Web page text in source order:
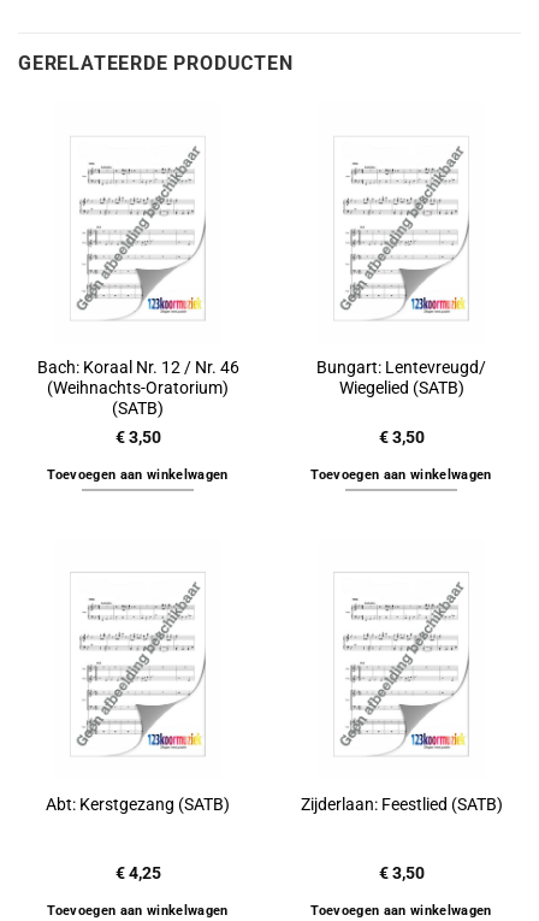
GERELATEERDE PRODUCTEN
Bach: Koraal Nr. 12 / Nr. 46
(Weihnachts-Oratorium)
(SATB)
€3,50
Toevoegen aan winkelwagen
Bungart: Lentevreugd/
Wiegelied (SATB)
€3,50
Toevoegen aan winkelwagen
Abt: Kerstgezang (SATB)
€4,25
Toevoegen aan winkelwagen
Zijderlaan: Feestlied (SATB)
€3,50
Toevoegen aan winkelwagen